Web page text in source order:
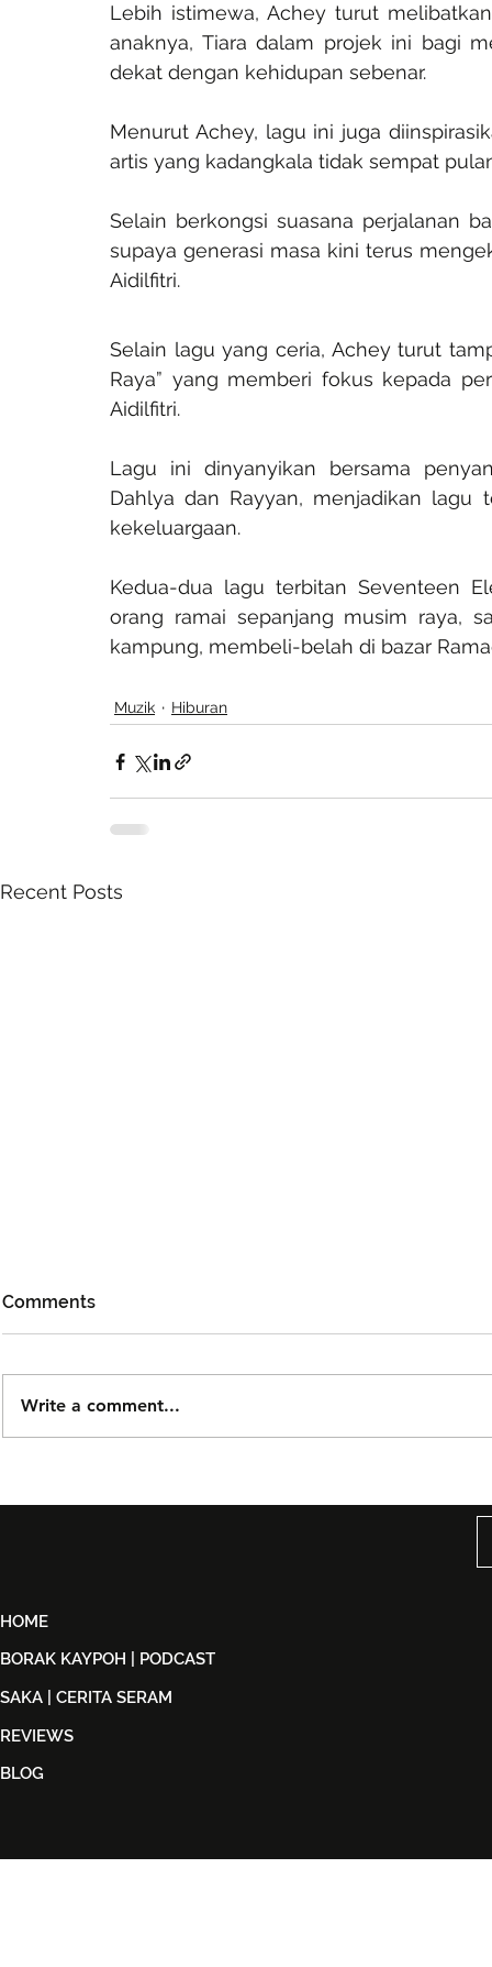
Lebih istimewa, Achey turut
anaknya, Tiara dalam projek ini bagi
dekat dengan kehidupan sebenar.
Menurut Achey, lagu ini juga
artis yang kadangkala tidak sempat
Selain berkongsi suasana perjalanan
supaya generasi masa kini terus
Aidilfitri.
Selain lagu yang ceria, Achey turut
Raya” yang memberi fokus kepada
Aidilfitri.
Lagu ini dinyanyikan bersama
Dahlya dan Rayyan, menjadikan
kekeluargaan.
Kedua-dua lagu terbitan Seventeen
orang ramai sepanjang musim raya,
kampung, membeli-belah di bazar
Muzik Hiburan
Recent Posts
Back in
Comments
Write a comment...
HOME
BORAK KAYPOH | PODCAST
SAKA | CERITA SERAM
REVIEWS
BLOG